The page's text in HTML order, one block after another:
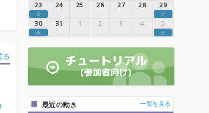
る
23 24 25 26 27 28 29
☆ ☆
30 31 1 2 3 4 5
☆ ☆
最近の動き 一覧を見る